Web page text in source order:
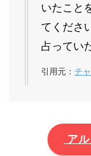
いたこと
てくださ
占ってい
引用元： チ
ア